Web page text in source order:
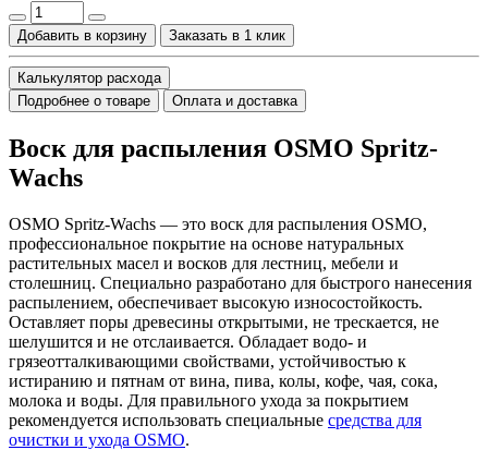
Добавить в корзину Заказать в 1 клик
Калькулятор расхода
Подробнее о товаре
Оплата и доставка
Воск для распыления OSMO Spritz-
Wachs
OSMO Spritz-Wachs — это воск для распыления OSMO,
профессиональное покрытие на основе натуральных
растительных масел и восков для лестниц, мебели и
столешниц. Специально разработано для быстрого нанесения
распылением, обеспечивает высокую износостойкость.
Оставляет поры древесины открытыми, не трескается, не
шелушится и не отслаивается. Обладает водо- и
грязеотталкивающими свойствами, устойчивостью к
истиранию и пятнам от вина, пива, колы, кофе, чая, сока,
молока и воды. Для правильного ухода за покрытием
рекомендуется использовать специальные средства для
очистки и ухода OSMO.